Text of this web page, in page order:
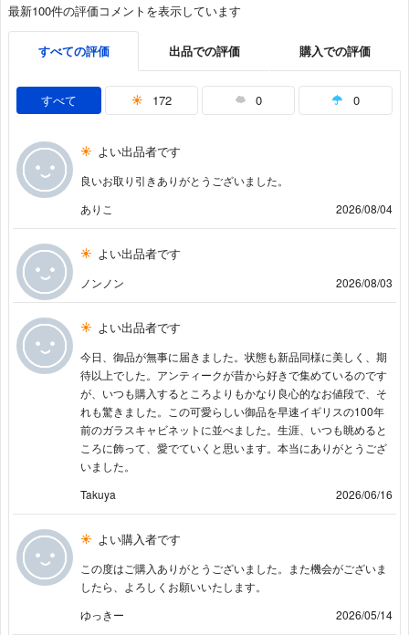
最新100件の評価コメントを表示しています
すべての評価 出品での評価 購入での評価
すべて 172 0 0
よい出品者です
良いお取り引きありがとうございました。
ありこ
2026/08/04
よい出品者です
ノンノン 2026/08/03
よい出品者です
今日、御品が無事に届きました。状態も新品同様に美しく、期
待以上でした。アンティークが昔から好きで集めているのです
が、いつも購入するところよりもかなり良心的なお値段で、そ
れも驚きました。この可愛らしい御品を早速イギリスの100年
前のガラスキャビネットに並べました。生涯、いつも眺めると
ころに飾って、愛でていくと思います。本当にありがとうござ
いました。
Takuya
2026/06/16
よい購入者です
この度はご購入ありがとうございました。また機会がございま
したら、よろしくお願いいたします。
ゆっきー
2026/05/14